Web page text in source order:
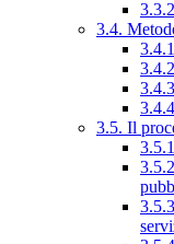
3.4.
3.5. Il